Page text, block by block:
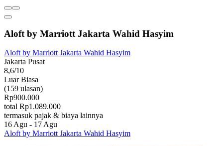
Aloft by Marriott Jakarta Wahid Hasyim
Aloft by Marriott Jakarta Wahid Hasyim
Jakarta Pusat
8,6/10
Luar Biasa
(159 ulasan)
Rp900.000
total Rp1.089.000
termasuk pajak & biaya lainnya
16 Agu - 17 Agu
Aloft by Marriott Jakarta Wahid Hasyim